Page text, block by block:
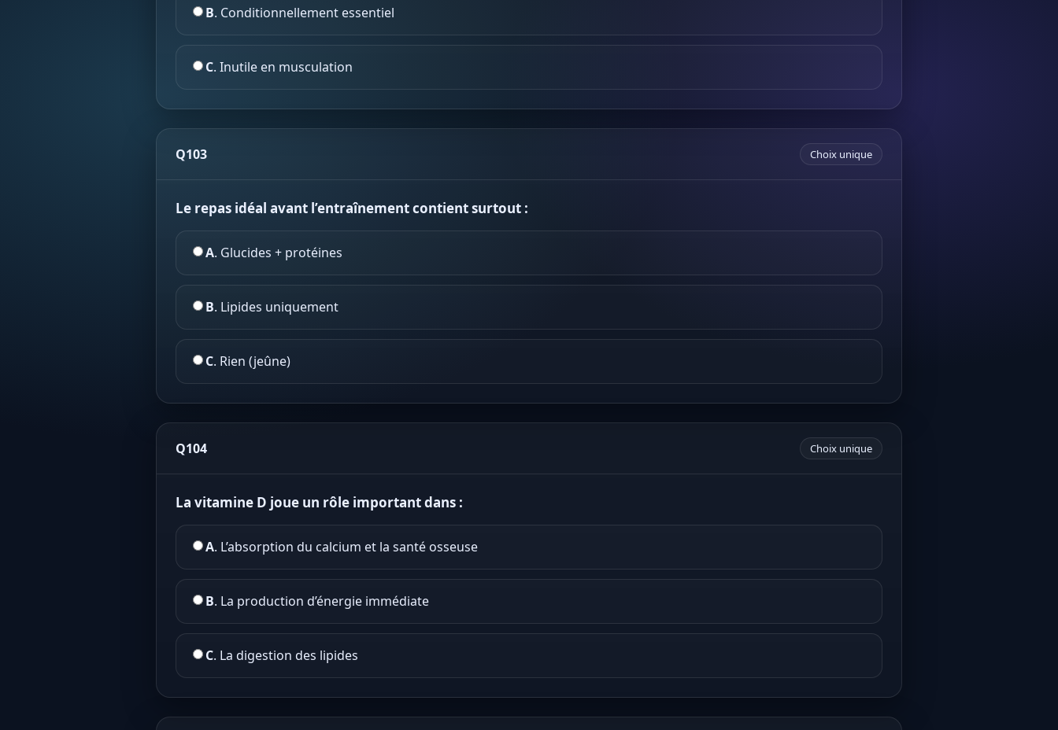
B. Conditionnellement essentiel
C. Inutile en musculation
Q103 Choix unique
Le repas idéal avant l’entraînement contient surtout :
A. Glucides + protéines
B. Lipides uniquement
C. Rien (jeûne)
Q104 Choix unique
La vitamine D joue un rôle important dans :
A. L’absorption du calcium et la santé osseuse
B. La production d’énergie immédiate
C. La digestion des lipides